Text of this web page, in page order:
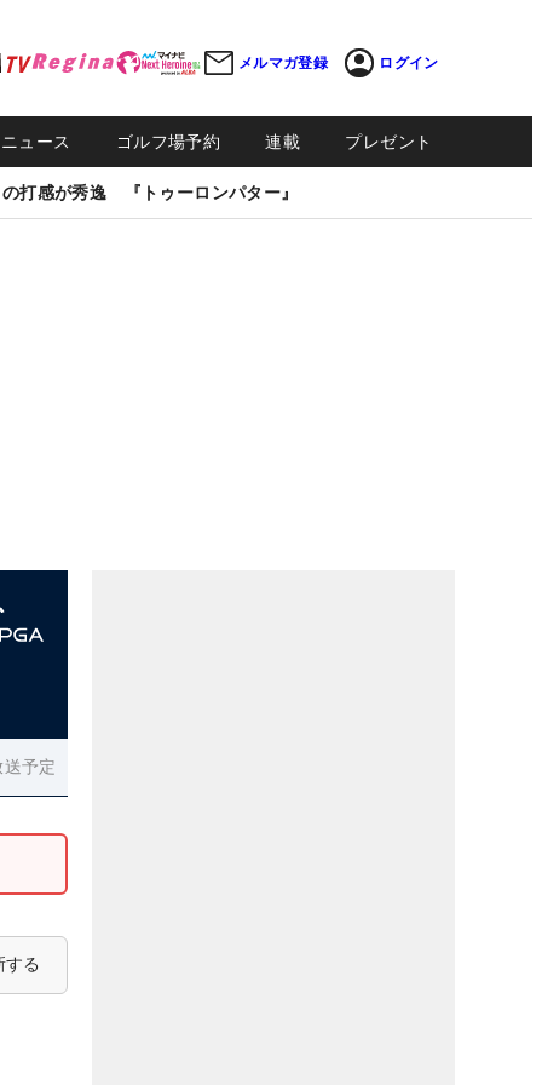
メルマガ登録 ログイン
ュース ゴルフ場予約 連載 プレゼント
打感が秀逸 『トゥーロンパター』
予定
する